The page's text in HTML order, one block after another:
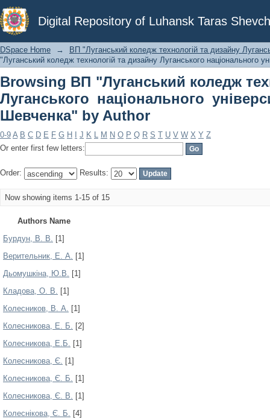
Digital Repository of Luhansk Taras
Browsing ВП "Луганський
національного університету імені
DSpace Home →
ВП "Луганський коледж технологій та дизайну
"Луганський коледж технологій та дизайну Луганського національного
Browsing ВП "Луганський коледж
Луганського національного
Шевченка" by Author
0-9 A B C D E F G H J K L M N O P Q R S T U V W X Y Z
Or enter first few letters:
Order: Results:
Now showing items 1-15 of 15
Authors Name
Бурдун, В. В. [1]
Верительник, Е. А. [1]
Дьомушкіна, Ю.В. [1]
Кладова, О. В. [1]
Колесников, В. А. [1]
Колесникова, Е. Б. [2]
Колесникова, Е.Б. [1]
Колесникова, Є. [1]
Колесникова, Є. Б. [1]
Колесникова, Є. В. [1]
Колеснікова, Є. Б. [4]